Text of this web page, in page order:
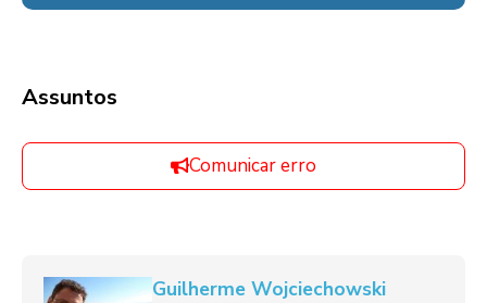
Assuntos
Comunicar erro
Guilherme Wojciechowski